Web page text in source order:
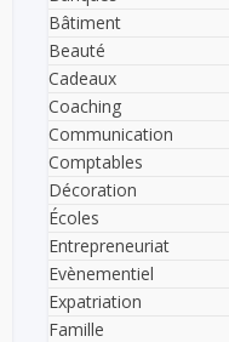
Bâtiment
Beauté
Cadeaux
Coaching
Communication
Comptables
Décoration
Écoles
Entrepreneuriat
Evènementiel
Expatriation
Famille